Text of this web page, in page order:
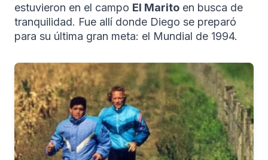
estuvieron en el campo El Marito en busca de
tranquilidad. Fue allí donde Diego se preparó
para su última gran meta: el Mundial de 1994.